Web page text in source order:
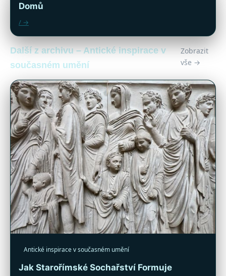
Domů
/ →
Další z archivu – Antické inspirace v
současném umění
Zobrazit
vše →
Antické inspirace v současném umění
Jak Starořímské Sochařství Formuje